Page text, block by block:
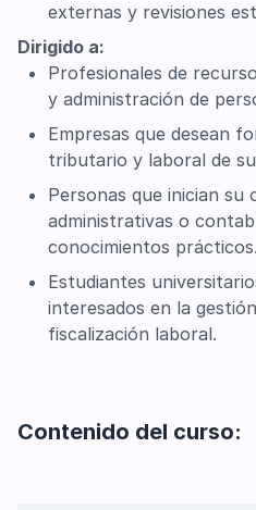
externas y revisiones
Dirigido a:
Profesionales de
y administración de
Empresas que desean
tributario y laboral de
Personas que inician su
administrativas o
conocimientos prácticos.
Estudiantes
interesados en la
fiscalización laboral.
Contenido del curso: